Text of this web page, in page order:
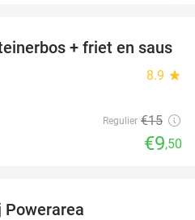
37%
+ friet en saus
8.9 star
Regulier €15
€9,50
Powerarea